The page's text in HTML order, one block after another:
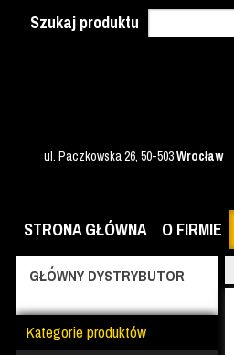
ul. Paczkowska 26, 50-503Wrocław
Szukaj produktu
STRONA GŁÓWNA O FIRMIE
GŁÓWNY DYSTRYBUTOR
Kategorie produktów